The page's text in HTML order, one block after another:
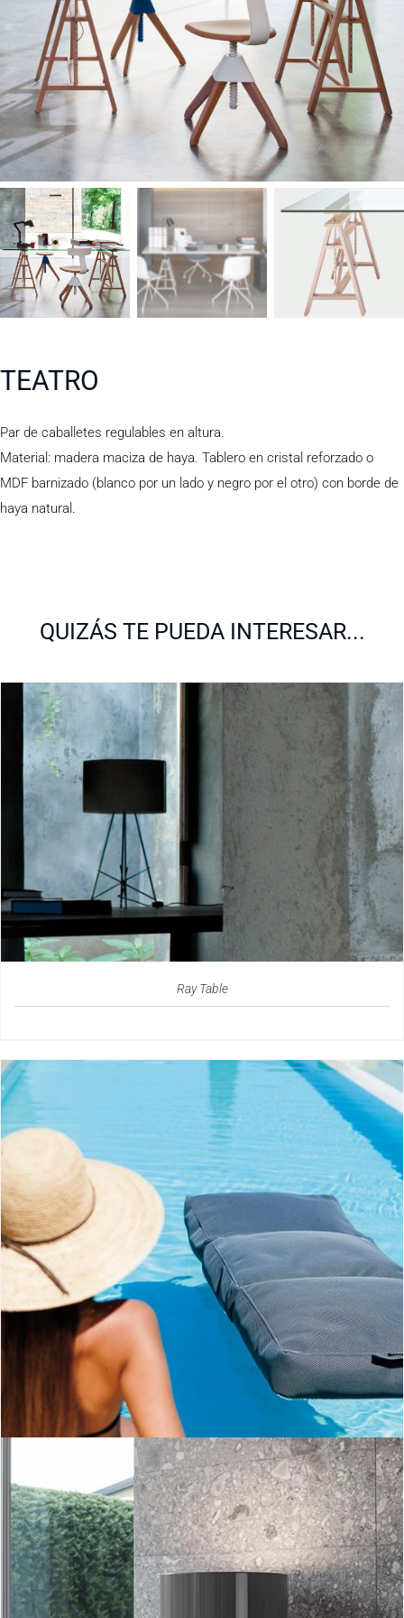
TEATRO
Par de caballetes regulables en altura.
Material: madera maciza de haya. Tablero en cristal reforzado o
MDF barnizado (blanco por un lado y negro por el otro) con borde de
haya natural.
QUIZÁS TE PUEDA INTERESAR...
Ray Table